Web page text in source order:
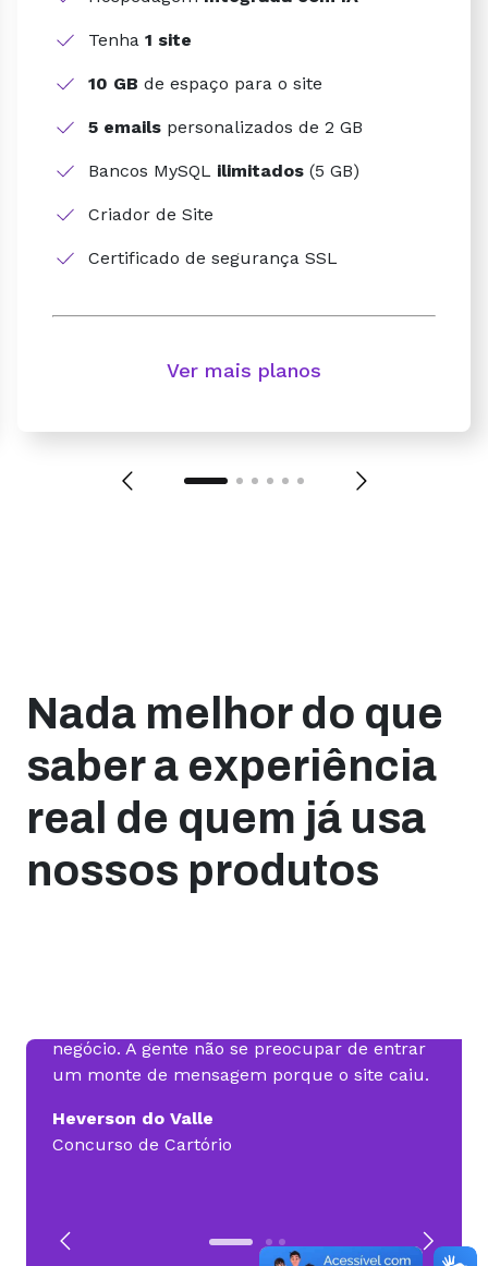
Tenha 1 site
10 GB de espaço para o site
5 emails personalizados de 2 GB
Bancos MySQL ilimitados (5 GB)
Criador de Site
Certificado de segurança SSL
Ver mais planos
Nada melhor do que
saber a experiência
real de quem já usa
nossos produtos
negócio. A gente não se preocupar de entrar
um monte de mensagem porque o site caiu.
Heverson do Valle
Concurso de Cartório